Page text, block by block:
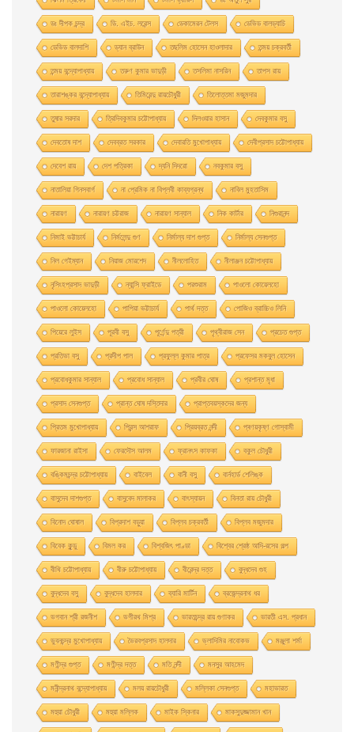
ডঃ দীপক চন্দ্র ডি. এইচ. লরেন্স ডেকামেরন টেলস ডেভিড বালড্যাচি
ডেভিড বালদাশি ড্যান ব্রাউন তছলিম হোসেন হাওলাদার তন্ময় চক্রবর্তী
তন্ময় বন্দ্যোপাধ্যায় তরুণ কুমার ভাদুড়ী তসলিমা নাসরিন তাপস রায়
তারাশঙ্কর বন্দ্যোপাধ্যায় তিমিরেন্দু রায়চৌধুরী তিলোত্তমা মজুমদার
তুষার সরদার ত্রিদিবকুমার চট্টোপাধ্যায় দিলওয়ার হাসান দেবকুমার বসু
দেবতোষ দাশ দেবব্রত সরকার দেবারতি মুখােপাধ্যায় দেবীপ্রসাদ চট্টোপাধ্যায়
দেবেশ রায় দেশ পত্রিকা দ্যনি দিদরো নবকুমার বসু
নাতালিয়া গিনসবার্গ না প্রেমিক না বিপ্লবী কাব্যগ্রন্থ নাবিল মুহতাসিম
নারায়ণ নারায়ণ চট্টরাজ নারায়ণ সান্যাল নিক কার্টার নিগুরানন্দ
নিমাই ভট্টাচার্য নির্মলেন্দু গুণ নির্মাল্য দাশ গুপ্ত নির্মাল্য সেনগুপ্ত
নিল গেইম্যান নিয়াজ মোরশেদ নীললােহিত নীলাঞ্জন চট্টোপাধ্যায়
নৃসিংহপ্রসাদ ভাদুড়ী ন্যান্সি ফ্রাইডে পরশুরাম পাওলাে কোয়েলহাে
পাওলাে কোয়েলহো পাপিয়া ভট্টাচার্য পার্থ দত্ত পােজিও ব্রাচ্চিও লিনি
পিয়েরে লুইস পূরবী বসু পূর্ণেন্দু পত্রী পৃথ্বীরাজ সেন প্রচেত গুপ্ত
প্রতিভা বসু প্রদীপ পাল প্রফুল্ল কুমার পাত্র প্রফেসর মকবুল হােসেন
প্রবােধকুমার সান্যাল প্রবােধ সান্যাল প্রবীর ঘােষ প্রশান্ত মৃধা
প্রসাদ সেনগুপ্ত প্রান্ত ঘোষ দস্তিদার প্রাপ্তবয়স্কদের জন্য
প্রিতম মুখোপাধ্যায় প্রিন্স আশরাফ প্রিয়ব্রত নন্দী প্ৰণয়কৃষ্ণ গোস্বামী
ফারজানা রাইসা ফেরদৌস আলম ফ্রানৎস কাফকা বকুল চৌধুরী
বঙ্কিমচন্দ্র চট্টোপাধ্যায় বাইবেল বানী বসু বার্নহার্ড শেলিঙ্ক
বাসুদেব দাশগুপ্ত বাসুবেদ মালাকর বাৎস্যায়ন বিনতা রায় চৌধুরী
বিনোদ ঘোষাল বিপ্রদাশ বড়ুয়া বিপ্লব চক্রবর্তী বিপ্লব মজুমদার
বিবেক কুন্ডু বিমল কর বিশ্বজিৎ পাণ্ডা বিশ্বের শ্রেষ্ঠ আদি-রসের গল্প
বীথি চট্টোপাধ্যায় বীরু চট্টোপাধ্যায় বীরেন্দ্র দত্ত বুদ্ধদেব গুহ
বুদ্ধদেব বসু বুদ্ধদেব হালদার ব্যারি মার্টিন ব্রজেন্দ্রনাথ ধর
ভগবান শ্রী রজনীশ ভগীরথ মিশ্র ভারতচন্দ্র রায় গুণাকর ভারতী এস. প্রধান
ভুবনচন্দ্র মুখোপাধ্যায় ভৈরবপ্রসাদ হালদার ভ্লাদিমির নাবোকভ মঞ্জুলা শর্মা
মণীন্দ্র গুপ্ত মণীন্দ্র দত্ত মতি নন্দী মনসুর আহমেদ
মনীন্দ্রনাথ বন্দ্যোপাধ্যায় মলয় রায়চৌধুরী মল্লিকা সেনগুপ্ত মহাভারত
মহুয়া চৌধুরী মহুয়া মল্লিক মাইক স্কিনার মাকসুদুজ্জামান খান